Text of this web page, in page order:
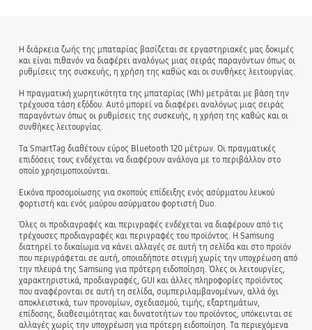
Η διάρκεια ζωής της μπαταρίας βασίζεται σε εργαστηριακές μας δοκιμές
και είναι πιθανόν να διαφέρει αναλόγως μιας σειράς παραγόντων όπως οι
ρυθμίσεις της συσκευής, η χρήση της καθώς και οι συνθήκες λειτουργίας.
Η πραγματική χωρητικότητα της μπαταρίας (Wh) μετράται με βάση την
τρέχουσα τάση εξόδου. Αυτό μπορεί να διαφέρει αναλόγως μιας σειράς
παραγόντων όπως οι ρυθμίσεις της συσκευής, η χρήση της καθώς και οι
συνθήκες λειτουργίας.
Τα SmartTag διαθέτουν εύρος Bluetooth 120 μέτρων. Οι πραγματικές
επιδόσεις τους ενδέχεται να διαφέρουν ανάλογα με το περιβάλλον στο
οποίο χρησιμοποιούνται.
Εικόνα προσομοίωσης για σκοπούς επίδειξης ενός ασύρματου λευκού
φορτιστή και ενός μαύρου ασύρματου φορτιστή Duo.
Όλες οι προδιαγραφές και περιγραφές ενδέχεται να διαφέρουν από τις
τρέχουσες προδιαγραφές και περιγραφές του προϊόντος. Η Samsung
διατηρεί το δικαίωμα να κάνει αλλαγές σε αυτή τη σελίδα και στο προϊόν
που περιγράφεται σε αυτή, οποιαδήποτε στιγμή χωρίς την υποχρέωση από
την πλευρά της Samsung για πρότερη ειδοποίηση. Όλες οι λειτουργίες,
χαρακτηριστικά, προδιαγραφές, GUI και άλλες πληροφορίες προϊόντος
που αναφέρονται σε αυτή τη σελίδα, συμπεριλαμβανομένων, αλλά όχι
αποκλειστικά, των προνομίων, σχεδιασμού, τιμής, εξαρτημάτων,
επίδοσης, διαθεσιμότητας και δυνατοτήτων του προϊόντος, υπόκεινται σε
αλλαγές χωρίς την υποχρέωση για πρότερη ειδοποίηση. Τα περιεχόμενα